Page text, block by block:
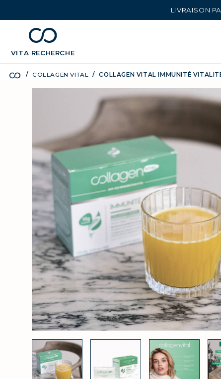
LIVRAISON
VITA RECHERCHE
chevron_leftBÉNÉFICES
COLLAGEN VITAL COLLAGEN VITAL IMMUNITÉ